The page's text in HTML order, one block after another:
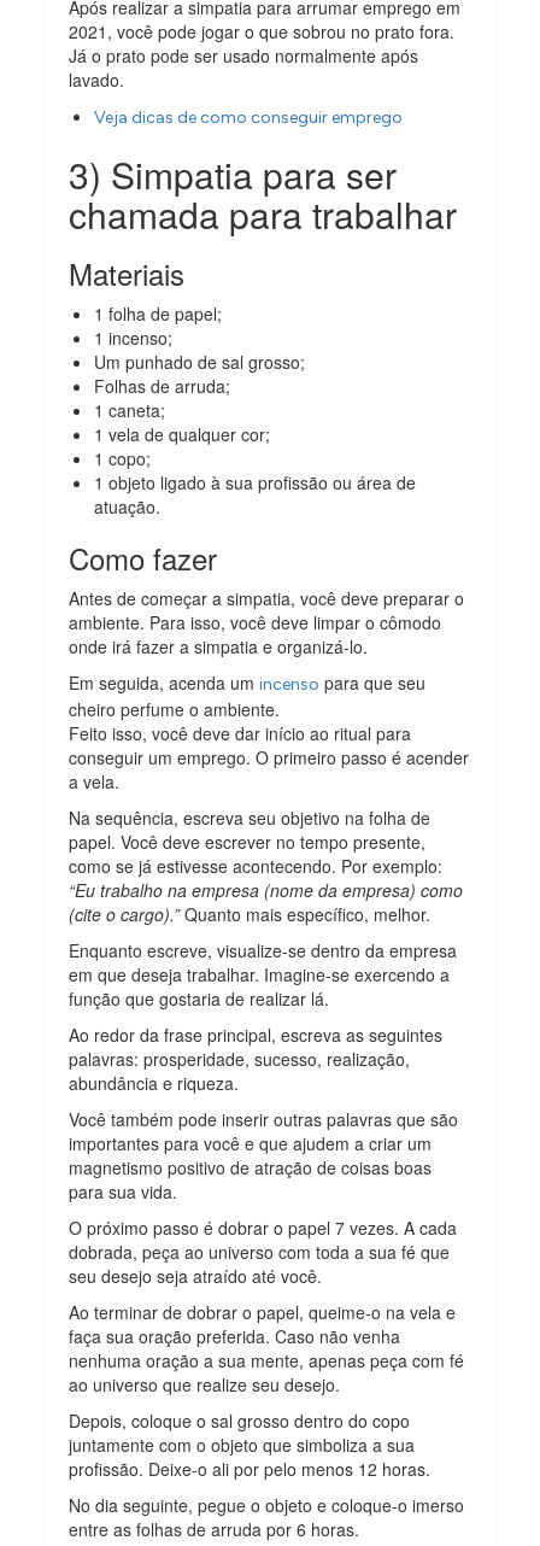
Após realizar a simpatia para arrumar emprego em
2021, você pode jogar o que sobrou no prato fora.
Já o prato pode ser usado normalmente após
lavado.
Veja dicas de como conseguir emprego
3) Simpatia para ser
chamada para trabalhar
Materiais
1 folha de papel;
1 incenso;
Um punhado de sal grosso;
Folhas de arruda;
1 caneta;
1 vela de qualquer cor;
1 copo;
1 objeto ligado à sua profissão ou área de
atuação.
Como fazer
Antes de começar a simpatia, você deve preparar o
ambiente. Para isso, você deve limpar o cômodo
onde irá fazer a simpatia e organizá-lo.
Em seguida, acenda umincenso para que seu
cheiro perfume o ambiente.
Feito isso, você deve dar início ao ritual para
conseguir um emprego. O primeiro passo é acender
a vela.
Na sequência, escreva seu objetivo na folha de
papel. Você deve escrever no tempo presente,
como se já estivesse acontecendo. Por exemplo:
“Eu trabalho na empresa (nome da empresa) como
(cite o cargo).”Quanto mais específico, melhor.
Enquanto escreve, visualize-se dentro da empresa
em que deseja trabalhar. Imagine-se exercendo a
função que gostaria de realizar lá.
Ao redor da frase principal, escreva as seguintes
palavras: prosperidade, sucesso, realização,
abundância e riqueza.
Você também pode inserir outras palavras que são
importantes para você e que ajudem a criar um
magnetismo positivo de atração de coisas boas
para sua vida.
O próximo passo é dobrar o papel 7 vezes. A cada
dobrada, peça ao universo com toda a sua fé que
seu desejo seja atraído até você.
Ao terminar de dobrar o papel, queime-o na vela e
faça sua oração preferida. Caso não venha
nenhuma oração a sua mente, apenas peça com fé
ao universo que realize seu desejo.
Depois, coloque o sal grosso dentro do copo
juntamente com o objeto que simboliza a sua
profissão. Deixe-o ali por pelo menos 12 horas.
No dia seguinte, pegue o objeto e coloque-o imerso
entre as folhas de arruda por 6 horas.